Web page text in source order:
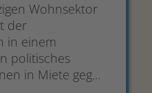
Wohnsektor
der
in einem
politisches
in Miete geg...